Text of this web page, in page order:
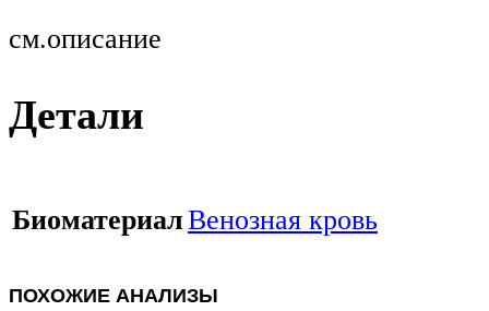
см.описание
Детали
БиоматериалВенозная кровь
ПОХОЖИЕ АНАЛИЗЫ